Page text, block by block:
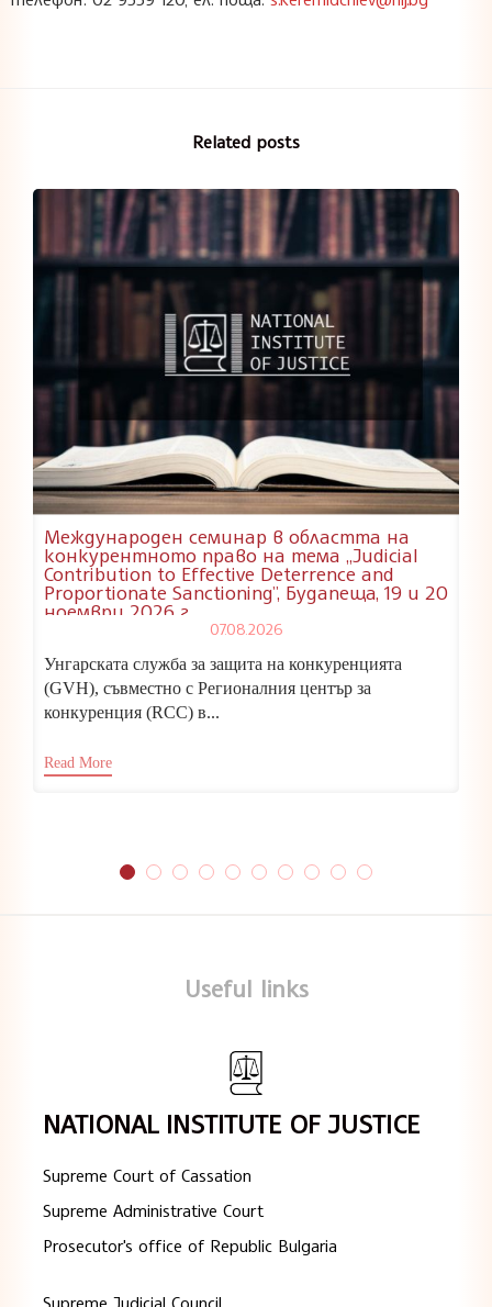
Related posts
Международен семинар в областта на
конкурентното право на тема „Judicial
Contribution to Effective Deterrence and
Proportionate Sanctioning”, Будапеща, 19 и 20
ноември 2026 г.
07.08.2026
Унгарската служба за защита на конкуренцията
(GVH), съвместно с Регионалния център за
конкуренция (RCC) в...
Read More
Useful links
NATIONAL INSTITUTE OF JUSTICE
Supreme Court of Cassation
Supreme Administrative Court
Prosecutor's office of Republic Bulgaria